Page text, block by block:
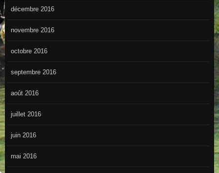
décembre 2016
novembre 2016
octobre 2016
septembre 2016
août 2016
juillet 2016
juin 2016
mai 2016